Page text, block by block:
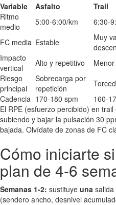
Variable Asfalto
Trail
Ritmo
medio
5:00-6:00/km
6:30-
FC media Estable
Muy
Impacto
vertical
Alto y repetitivo
Riesgo
principal
Sobrecarga por
repetición
Cadencia 170-180 spm
160-
El RPE (esfuerzo percibido) en
subiendo y bajar la pulsación 30
bajada. Olvídate de zonas de FC
Cómo iniciarte
plan de 4-6
Semanas 1-2: sustituye una
(sendero ancho, desnivel